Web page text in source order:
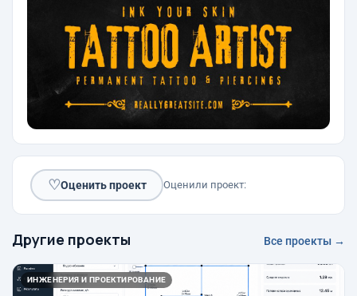
♡Оценить проект Оценили проект:
Другие проекты Все проекты →
ИНЖЕНЕРИЯ И ПРОЕКТИРОВАНИЕ